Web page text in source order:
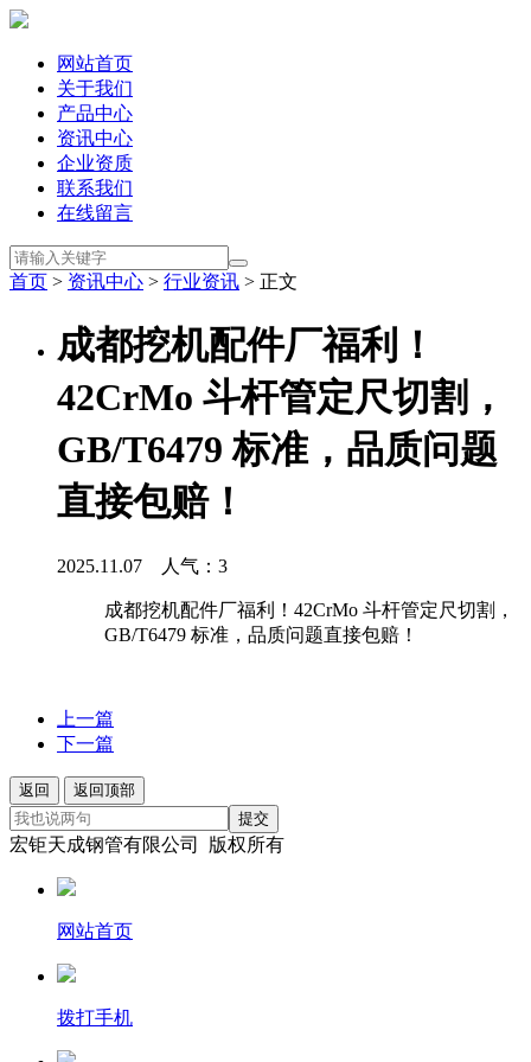
网站首页
关于我们
产品中心
资讯中心
企业资质
联系我们
在线留言
首页 > 资讯中心 > 行业资讯 > 正文
成都挖机配件厂福利！
42CrMo 斗杆管定尺切割，
GB/T6479 标准，品质问题
直接包赔！
2025.11.07 人气： 3
成都挖机配件厂福利！42CrMo 斗杆管定尺切割，
GB/T6479 标准，品质问题直接包赔！
上一篇
下一篇
返回
返回顶部
提交
宏钜天成钢管有限公司 版权所有
网站首页
拨打手机